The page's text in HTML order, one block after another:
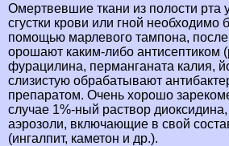
Омертвевшие ткани из полости рта
сгустки крови или гной необходимо
помощью марлевого тампона, после
орошают каким-либо антисептиком
фурацилина, перманганата калия,
слизистую обpaбатывают
препаратом. Очень хорошо
случае 1%-ный раствор
аэрозоли, включающие в свой
(ингалпит, каметон и др.).